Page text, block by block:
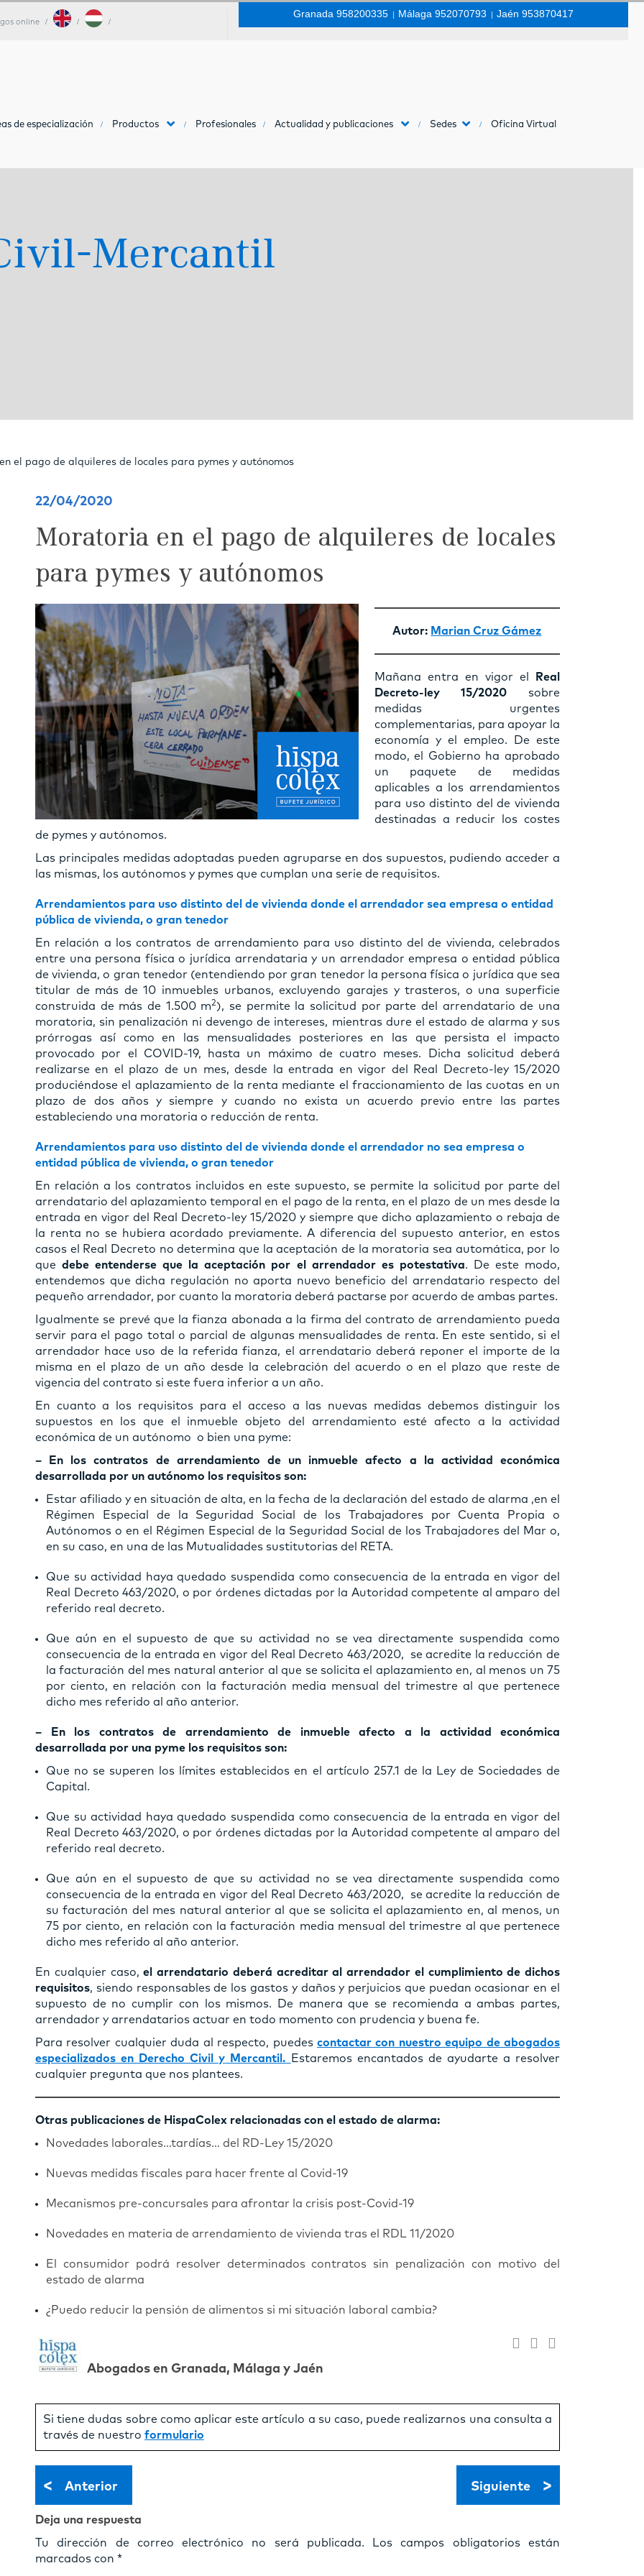
online
Granada 958200335 | Málaga 952070793 | Jaén 953870417
de especialización Productos Profesionales Actualidad y publicaciones Sedes Oficina Virtual
Mercantil
el pago de alquileres de locales para pymes y autónomos
22/04/2020
Moratoria en el pago de alquileres de locales
para pymes y autónomos
Autor: Marian Cruz Gámez
Mañana entra en vigor el
Real
Decreto-ley 15/2020 sobre
medidas urgentes
complementarias, para apoyar la
economía y el empleo. De este
modo, el Gobierno ha aprobado
un paquete de medidas
aplicables a los arrendamientos
para uso distinto del de vivienda
destinadas a reducir los costes
de pymes y autónomos.
Las principales medidas adoptadas pueden agruparse en dos supuestos, pudiendo acceder a
las mismas, los autónomos y pymes que cumplan una serie de requisitos.
Arrendamientos para uso distinto del de vivienda donde el arrendador sea empresa o entidad
pública de vivienda, o gran tenedor
En relación a los contratos de arrendamiento para uso distinto del de vivienda, celebrados
entre una persona física o jurídica arrendataria y un arrendador empresa o entidad pública
de vivienda, o gran tenedor (entendiendo por gran tenedor la persona física o jurídica que sea
titular de más de 10 inmuebles urbanos, excluyendo garajes y trasteros, o una superficie
construida de más de 1.500 m2), se permite la solicitud por parte del arrendatario de una
moratoria, sin penalización ni devengo de intereses, mientras dure el estado de alarma y sus
prórrogas así como en las mensualidades posteriores en las que persista el impacto
provocado por el COVID-19, hasta un máximo de cuatro meses. Dicha solicitud deberá
realizarse en el plazo de un mes, desde la entrada en vigor del Real Decreto-ley 15/2020
produciéndose el aplazamiento de la renta mediante el fraccionamiento de las cuotas en un
plazo de dos años y siempre y cuando no exista un acuerdo previo entre las partes
estableciendo una moratoria o reducción de renta.
Arrendamientos para uso distinto del de vivienda donde el arrendador no sea empresa o
entidad pública de vivienda, o gran tenedor
En relación a los contratos incluidos en este supuesto, se permite la solicitud por parte del
arrendatario del aplazamiento temporal en el pago de la renta, en el plazo de un mes desde la
entrada en vigor del Real Decreto-ley 15/2020 y siempre que dicho aplazamiento o rebaja de
la renta no se hubiera acordado previamente. A diferencia del supuesto anterior, en estos
casos el Real Decreto no determina que la aceptación de la moratoria sea automática, por lo
quedebe entenderse que la aceptación por el arrendador es potestativa. De este modo,
entendemos que dicha regulación no aporta nuevo beneficio del arrendatario respecto del
pequeño arrendador, por cuanto la moratoria deberá pactarse por acuerdo de ambas partes.
Igualmente se prevé que la fianza abonada a la firma del contrato de arrendamiento pueda
servir para el pago total o parcial de algunas mensualidades de renta. En este sentido, si el
arrendador hace uso de la referida fianza, el arrendatario deberá reponer el importe de la
misma en el plazo de un año desde la celebración del acuerdo o en el plazo que reste de
vigencia del contrato si este fuera inferior a un año.
En cuanto a los requisitos para el acceso a las nuevas medidas debemos distinguir los
supuestos en los que el inmueble objeto del arrendamiento esté afecto a la actividad
económica de un autónomo o bien una pyme:
– En los contratos de arrendamiento de un inmueble afecto a la actividad económica
desarrollada por un autónomo los requisitos son:
Estar afiliado y en situación de alta, en la fecha de la declaración del estado de alarma ,en el
Régimen Especial de la Seguridad Social de los Trabajadores por Cuenta Propia o
Autónomos o en el Régimen Especial de la Seguridad Social de los Trabajadores del Mar o,
en su caso, en una de las Mutualidades sustitutorias del RETA.
Que su actividad haya quedado suspendida como consecuencia de la entrada en vigor del
Real Decreto 463/2020, o por órdenes dictadas por la Autoridad competente al amparo del
referido real decreto.
Que aún en el supuesto de que su actividad no se vea directamente suspendida como
consecuencia de la entrada en vigor del Real Decreto 463/2020, se acredite la reducción de
la facturación del mes natural anterior al que se solicita el aplazamiento en, al menos un 75
por ciento, en relación con la facturación media mensual del trimestre al que pertenece
dicho mes referido al año anterior.
– En los contratos de arrendamiento de inmueble afecto a la actividad económica
desarrollada por una pyme los requisitos son:
Que no se superen los límites establecidos en el artículo 257.1 de la Ley de Sociedades de
Capital.
Que su actividad haya quedado suspendida como consecuencia de la entrada en vigor del
Real Decreto 463/2020, o por órdenes dictadas por la Autoridad competente al amparo del
referido real decreto.
Que aún en el supuesto de que su actividad no se vea directamente suspendida como
consecuencia de la entrada en vigor del Real Decreto 463/2020, se acredite la reducción de
su facturación del mes natural anterior al que se solicita el aplazamiento en, al menos, un
75 por ciento, en relación con la facturación media mensual del trimestre al que pertenece
dicho mes referido al año anterior.
En cualquier caso,el arrendatario deberá acreditar al arrendador el cumplimiento de dichos
requisitos, siendo responsables de los gastos y daños y perjuicios que puedan ocasionar en el
supuesto de no cumplir con los mismos. De manera que se recomienda a ambas partes,
arrendador y arrendatarios actuar en todo momento con prudencia y buena fe.
Para resolver cualquier duda al respecto, puedes contactar con nuestro equipo de abogados
especializados en Derecho Civil y
Mercantil.
Estaremos encantados de ayudarte a resolver
cualquier pregunta que nos plantees.
Otras publicaciones de HispaColex relacionadas con el estado de alarma:
Novedades laborales…tardías… del RD-Ley 15/2020
Nuevas medidas fiscales para hacer frente al Covid-19
Mecanismos pre-concursales para afrontar la crisis post-Covid-19
Novedades en materia de arrendamiento de vivienda tras el RDL 11/2020
El consumidor podrá resolver determinados contratos sin penalización con motivo del
estado de alarma
¿Puedo reducir la pensión de alimentos si mi situación laboral cambia?
Abogados en Granada, Málaga y Jaén
Si tiene dudas sobre como aplicar este artículo a su caso, puede realizarnos una consulta a
través de nuestro formulario
< Anterior Siguiente >
Deja una respuesta
Tu dirección de correo electrónico no será publicada.
Los campos obligatorios están
marcados con *